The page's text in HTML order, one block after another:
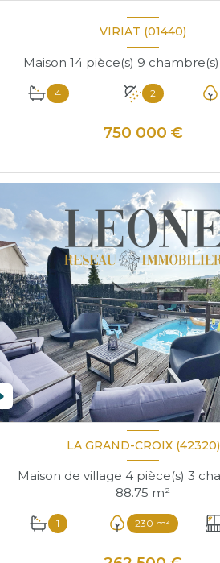
VIRIAT (01440)
4 2
750 000 €
LA GRAND-CROIX (42320)
Maison de village 4 pièce(s) 3 chambre(s)
88.75 m²
1 230 m²